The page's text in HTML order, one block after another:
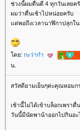
ช่วงนี้ผมตื่นตี 4 ทุกวันเลยค
ผมว่าตื่นเช้าไปหน่อยครับ
ต่พอถึงเวลานาฬิกาปลุกใน
ดย: กะว่าก๋า
น.
สวัสดียามเย็นๆค่ะคุณหอมก
เช้านี้ไม่ได้เข้าบล็อกเพรา
วันนี้มีนัดพาน้าออกไปกินอะ